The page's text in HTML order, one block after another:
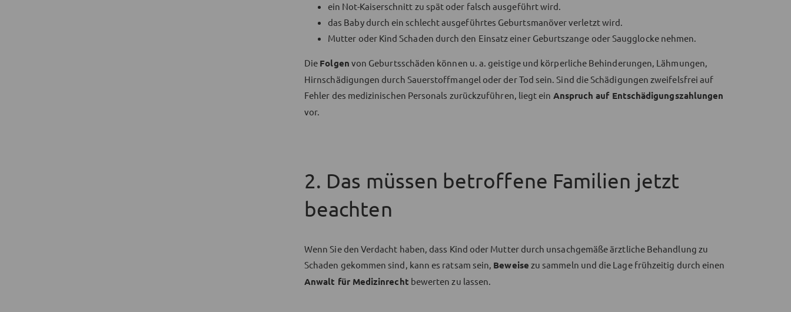
ein Not-Kaiserschnitt zu spät oder falsch ausgeführt wird.
das Baby durch ein schlecht ausgeführtes Geburtsmanöver verletzt wird.
Mutter oder Kind Schaden durch den Einsatz einer Geburtszange oder Saugglocke nehmen.
Die Folgen von Geburtsschäden können u. a. geistige und körperliche Behinderungen, Lähmungen,
Hirnschädigungen durch Sauerstoffmangel oder der Tod sein. Sind die Schädigungen zweifelsfrei auf
Fehler des medizinischen Personals zurückzuführen, liegt ein Anspruch auf Entschädigungszahlungen
vor.
2. Das müssen betroffene Familien jetzt
beachten
Wenn Sie den Verdacht haben, dass Kind oder Mutter durch unsachgemäße ärztliche Behandlung zu
Schaden gekommen sind, kann es ratsam sein, Beweise zu sammeln und die Lage frühzeitig durch einen
Anwalt für Medizinrecht bewerten zu lassen.